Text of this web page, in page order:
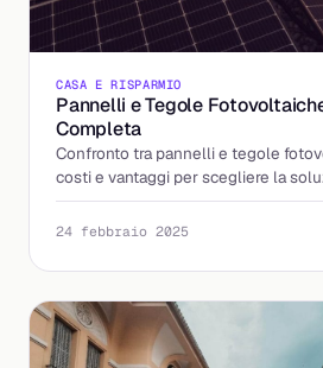
CASA E RISPARMIO
Pannelli e Tegole
Completa
Confronto tra pannelli e tegole
costi e vantaggi per scegliere la
tue esigenze.
24 febbraio 2025